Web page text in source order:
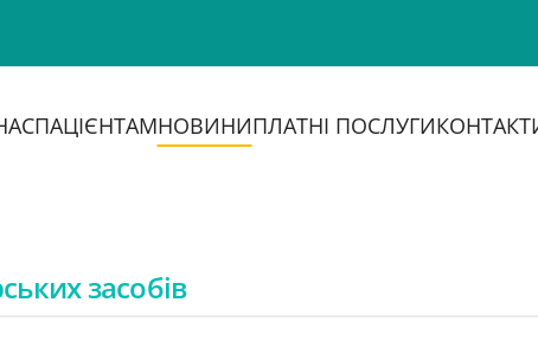
ПАЦІЄНТАМНОВИНИПЛАТНІ ПОСЛУГИ
засобів